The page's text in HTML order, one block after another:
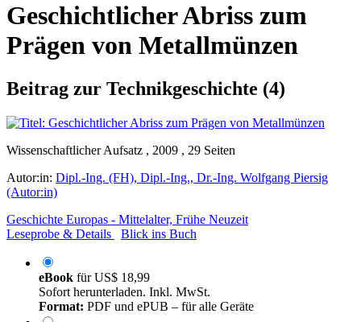
Geschichtlicher Abriss zum
Prägen von Metallmünzen
Beitrag zur Technikgeschichte (4)
Wissenschaftlicher Aufsatz , 2009 , 29 Seiten
Autor:in: Dipl.-Ing. (FH), Dipl.-Ing., Dr.-Ing. Wolfgang Piersig
(Autor:in)
Geschichte Europas - Mittelalter, Frühe Neuzeit
Leseprobe & Details
Blick ins Buch
eBook fürUS$ 18,99
Sofort herunterladen. Inkl. MwSt.
Format: PDF und ePUB – für alle Geräte